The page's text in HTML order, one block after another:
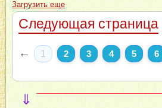
Загрузить еще
Следующая страница
← 1 2 3 4 5 6
⇓